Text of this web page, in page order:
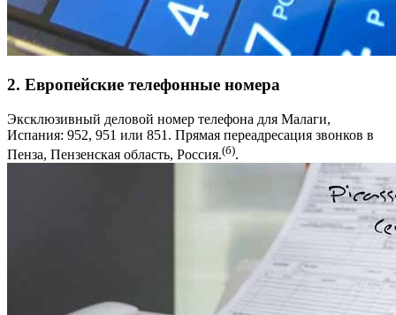
2. Европейские телефонные номера
Эксклюзивный деловой номер телефона для Малаги,
Испания: 952, 951 или 851. Прямая переадресация звонков в
Пенза, Пензенская область, Россия.(б).